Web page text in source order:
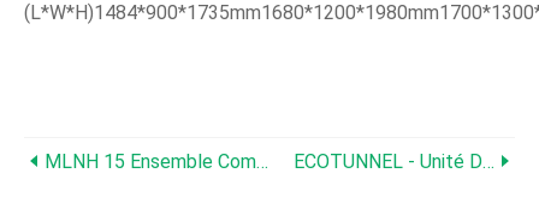
MLNH 15 Ensemble Complet D'équipement De Broyage Du Riz ECOTUNNEL - Unité De Compostage